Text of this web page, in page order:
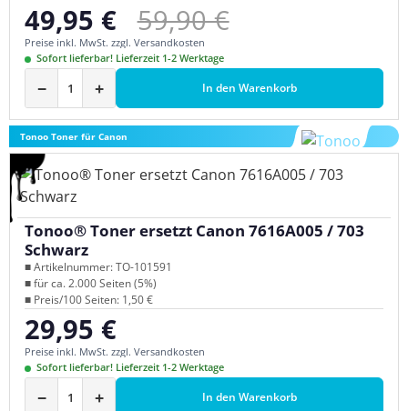
Verkaufspreis:
49,95 € Regulärer Preis:
59,90 €
Preise inkl. MwSt. zzgl. Versandkosten
Sofort lieferbar! Lieferzeit 1-2 Werktage
− + In den Warenkorb
Tonoo Toner für Canon
Tonoo® Toner ersetzt Canon 7616A005 / 703
Schwarz
■ Artikelnummer: TO-101591
■ für ca. 2.000 Seiten (5%)
■ Preis/100 Seiten: 1,50 €
Regulärer Preis:
29,95 €
Preise inkl. MwSt. zzgl. Versandkosten
Sofort lieferbar! Lieferzeit 1-2 Werktage
− + In den Warenkorb